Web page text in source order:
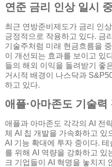
연준 금리 인상 일시
최근 연방준비제도가 금리 인
긍정적으로 작용하고 있다. 금
기술주처럼 미래 현금흐름을
이 개선되는 효과를 보이고 있
들의 해외 이익을 돌려받기 좋
거시적 배경이 나스닥과
하고 있다.
애플·아마존도 기술
애플과 아마존도 각각의 AI 전
체 AI 칩 개발을 가속화하고 있
AI 기능 확대에 투자 중이다.
를 위해 AI 역량을 강화하고 있
크 기업들이 AI 혁명을 놓치지